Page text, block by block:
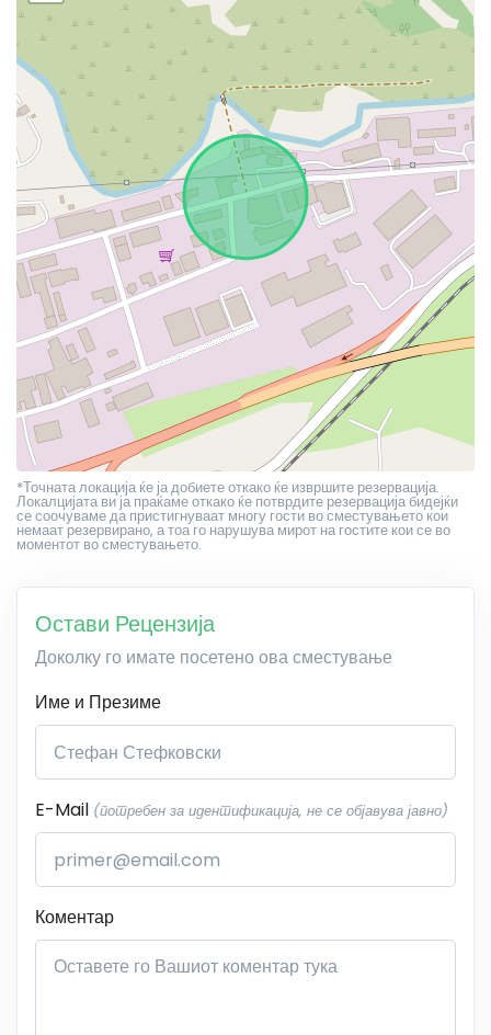
*Точната локација ќе ја добиете откако ќе извршите резервација.
Локалцијата ви ја праќаме откако ќе потврдите резервација бидејќи
се соочуваме да пристигнуваат многу гости во сместувањето кои
немаат резервирано, а тоа го нарушува мирот на гостите кои се во
моментот во сместувањето.
Остави Рецензија
Доколку го имате посетено ова сместување
Име и Презиме
E-Mail (потребен за идентификација, не се објавува јавно)
Коментар